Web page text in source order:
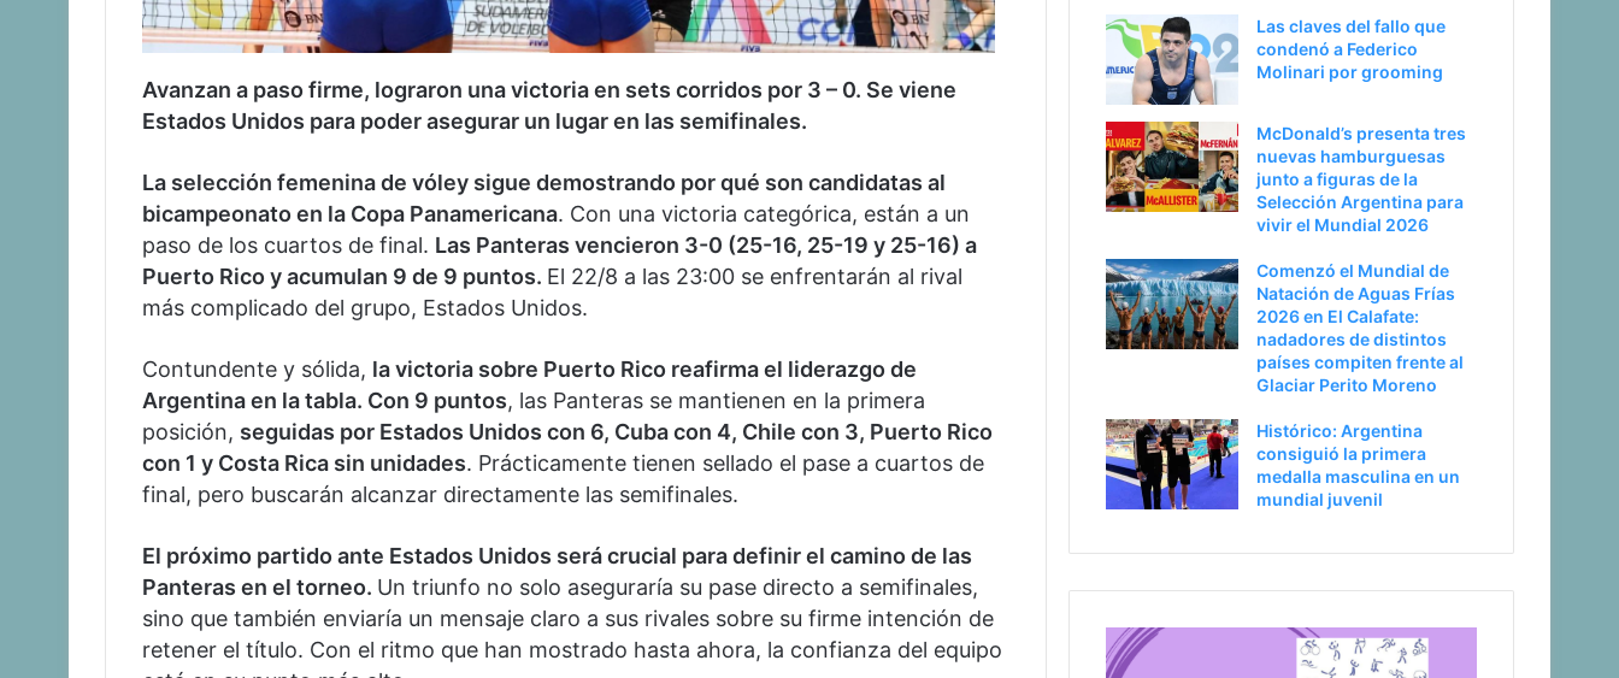
Avanzan a paso firme, lograron una victoria en sets corridos por 3 – 0. Se viene
Estados Unidos para poder asegurar un lugar en las semifinales.
La selección femenina de vóley sigue demostrando por qué son candidatas al
bicampeonato en la Copa Panamericana. Con una victoria categórica, están a un
paso de los cuartos de final. Las Panteras vencieron 3-0 (25-16, 25-19 y 25-16) a
Puerto Rico y acumulan 9 de 9 puntos. El 22/8 a las 23:00 se enfrentarán al rival
más complicado del grupo, Estados Unidos.
Contundente y sólida, la victoria sobre Puerto Rico reafirma el liderazgo de
Argentina en la tabla. Con 9 puntos, las Panteras se mantienen en la primera
posición, seguidas por Estados Unidos con 6, Cuba con 4, Chile con 3, Puerto Rico
con 1 y Costa Rica sin unidades. Prácticamente tienen sellado el pase a cuartos de
final, pero buscarán alcanzar directamente las semifinales.
El próximo partido ante Estados Unidos será crucial para definir el camino de las
Panteras en el torneo. Un triunfo no solo aseguraría su pase directo a semifinales,
sino que también enviaría un mensaje claro a sus rivales sobre su firme intención de
retener el título. Con el ritmo que han mostrado hasta ahora, la confianza del equipo
Las claves del fallo que
condenó a Federico
Molinari por grooming
McDonald’s presenta tres
nuevas hamburguesas
junto a figuras de la
Selección Argentina para
vivir el Mundial 2026
Comenzó el Mundial de
Natación de Aguas Frías
2026 en El Calafate:
nadadores de distintos
países compiten frente al
Glaciar Perito Moreno
Histórico: Argentina
consiguió la primera
medalla masculina en un
mundial juvenil